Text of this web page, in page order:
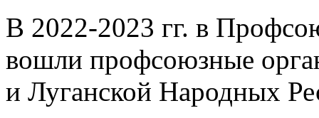
В 2022-2023 гг. в
вошли профсоюзные
и Луганской Народных